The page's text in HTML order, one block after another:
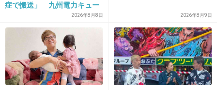
>>1
1日も何百人も相手すると疲れて忘れるんだ
よ。主の心が狭すぎ。
+226 -10
症で搬送」 九州電力キュー
デンヴォルテクスで練習中
2026年8月8日 2026年8月9日